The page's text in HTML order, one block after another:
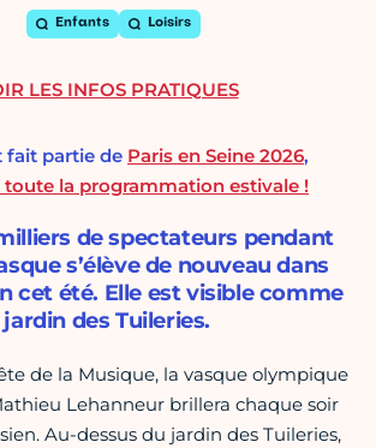
Enfants Loisirs
fait partie de Paris en Seine 2026,
toute la programmation estivale !
de spectateurs pendant
s’élève de nouveau dans
cet été. Elle est visible comme
des Tuileries.
de la Musique, la vasque olympique
Lehanneur brillera chaque soir
Au-dessus du jardin des Tuileries,
LES INFOS PRATIQUES